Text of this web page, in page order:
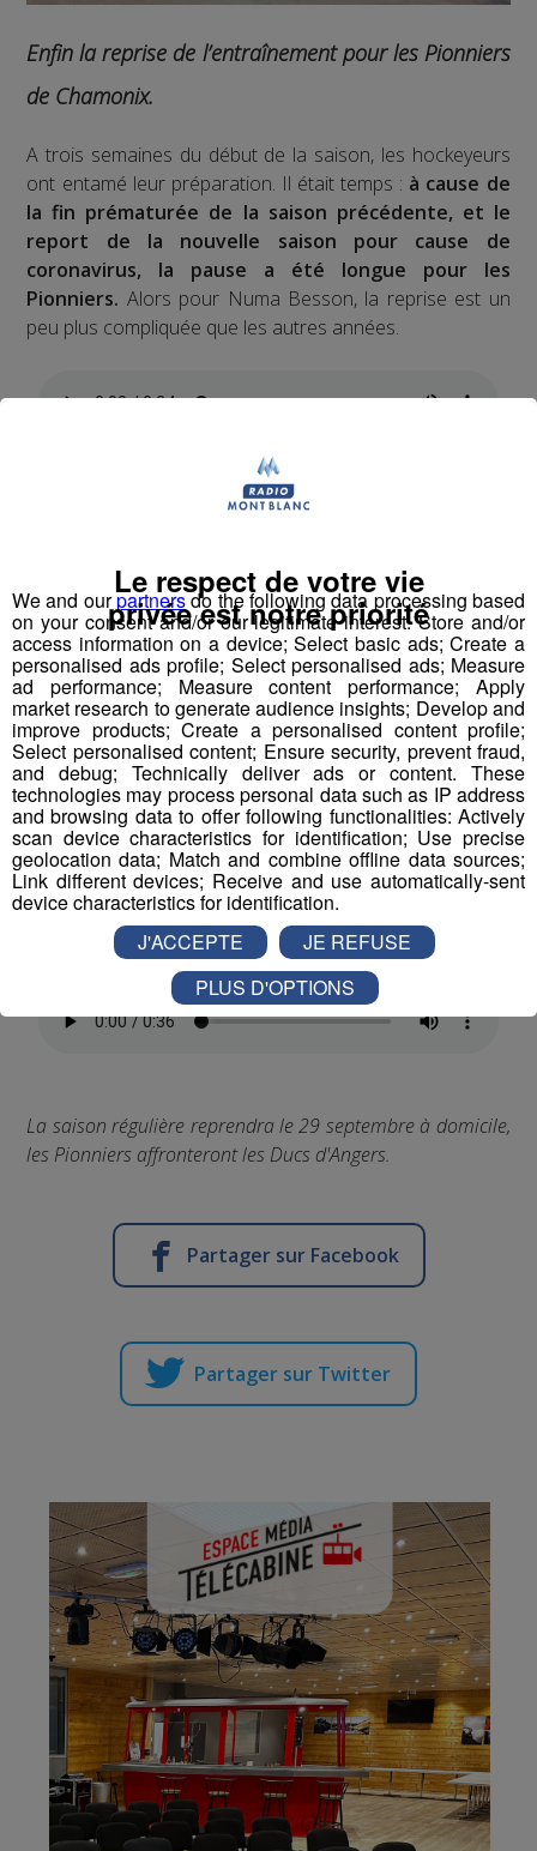
Enfin la reprise de l’entraînement pour les Pionniers
de Chamonix.
A trois semaines du début de la saison, les hockeyeurs
ont entamé leur préparation. Il était temps : à cause de
la fin prématurée de la saison précédente, et le
report de la nouvelle saison pour cause de
coronavirus, la pause a été longue pour les
Pionniers. Alors pour Numa Besson, la reprise est un
peu plus compliquée que les autres années.
Les Pionniers tenteront de faire au moins aussi bien que
Numa Besson a un bon feeling pour cette saison.
Premier test pour cette équipe 2020-2021, demain soir.
Les Pionniers recevront Grenoble pour un match
préparatoire.Coup d’envoi à 20 heures, à la patinoire
Richard Bozon.
Bon feeling aussi du côté dugardien de buts Richard
Sabol, qui a souvent sauvé la mise de ses
coéquipiers.Lui aussi avait hâte de reprendre.
La saison régulière reprendra le 29 septembre à domicile,
les Pionniers affronteront les Ducs d'Angers.
Partager sur Facebook
Partager sur Twitter
We and ourpartnersdo the following data processing based
on your consent and/or our legitimate interest: Store and/or
access information on a device; Select basic ads; Create a
personalised ads profile; Select personalised ads; Measure
ad performance; Measure content performance; Apply
market research to generate audience insights; Develop and
improve products; Create a personalised content profile;
Select personalised content; Ensure security, prevent fraud,
and debug; Technically deliver ads or content. These
technologies may process personal data such as IP address
and browsing data to offer following functionalities: Actively
scan device characteristics for identification; Use precise
geolocation data; Match and combine offline data sources;
Link different devices; Receive and use automatically-sent
device characteristics for identification.
Le respect de votre vie
privée est notre priorité
J'ACCEPTE
JE REFUSE
PLUS D'OPTIONS